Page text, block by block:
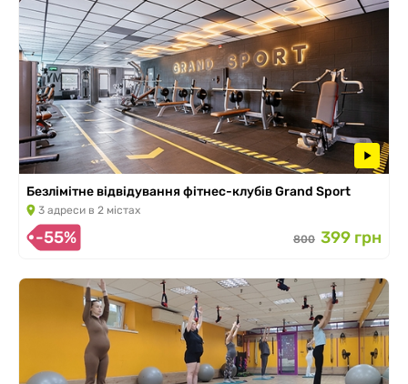
Безлімітне відвідування фітнес-клубів Grand Sport
3 адреси в 2 містах
-55% 800 399 грн